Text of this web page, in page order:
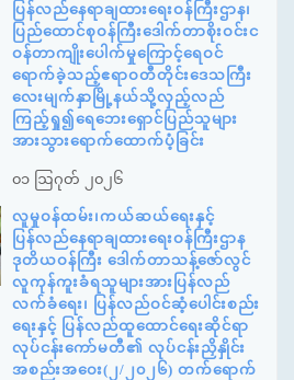
ပြန်လည်နေရာချထားရေးဝန်ကြီးဌာန၊
ပြည်ထောင်စုဝန်ကြီးဒေါက်တာစိုးဝင်းင
ဝန်တာကျိုးပေါက်မှုကြောင့်ရေဝင်
ရောက်ခဲ့သည့်ဧရာဝတီတိုင်းဒေသကြီး
လေးမျက်နှာမြို့နယ်သို့လှည့်လည်
ကြည့်ရှု၍ရေဘေးရှောင်ပြည်သူများ
အားသွားရောက်ထောက်ပံ့ခြင်း
၀၁ ဩဂုတ် ၂၀၂၆
လူမှုဝန်ထမ်း၊ကယ်ဆယ်ရေးနှင့်
ပြန်လည်နေရာချထားရေးဝန်ကြီးဌာန
ဒုတိယဝန်ကြီး ဒေါက်တာသန့်ဇော်လွင်
လူကုန်ကူးခံရသူများအားပြန်လည်
လက်ခံရေး၊ ပြန်လည်ဝင်ဆံ့ပေါင်းစည်း
ရေးနှင့် ပြန်လည်ထူထောင်ရေးဆိုင်ရာ
လုပ်ငန်းကော်မတီ၏ လုပ်ငန်းညှိနှိုင်း
အစည်းအဝေး(၂/၂၀၂၆) တက်ရောက်